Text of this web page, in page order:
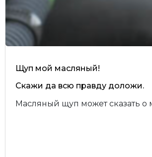
Щуп мой масляный!
Скажи да всю правду доложи.
Масляный щуп может сказать о